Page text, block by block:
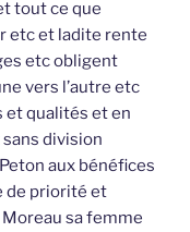
tout ce que
etc et ladite rente
etc obligent
vers l’autre etc
et qualités et en
division
aux bénéfices
de priorité et
sa femme